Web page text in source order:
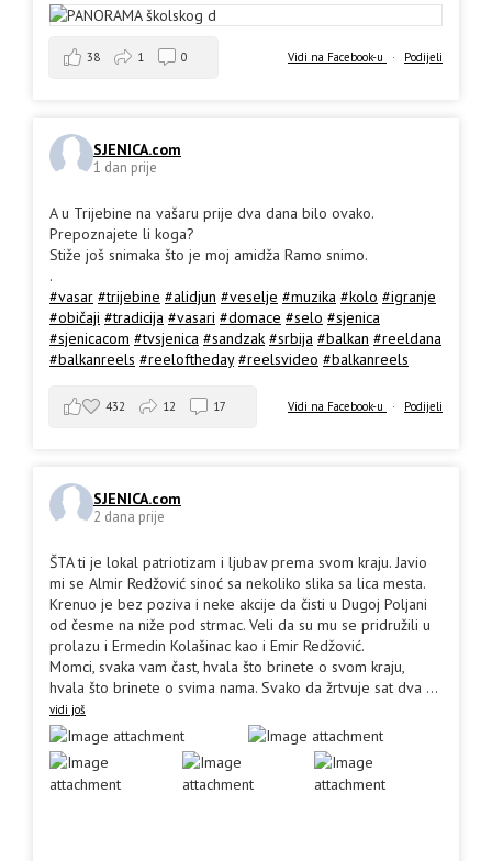
Vidi na Facebook-u · Podijeli
38 1 0
SJENICA.com
1 dan prije
A u Trijebine na vašaru prije dva dana bilo ovako.
Prepoznajete li koga?
Stiže još snimaka što je moj amidža Ramo snimo.
.
#vasar #trijebine #alidjun #veselje #muzika #kolo #igranje
#običaji #tradicija #vasari #domace #selo #sjenica
#sjenicacom #tvsjenica #sandzak #srbija #balkan #reeldana
#balkanreels #reeloftheday #reelsvideo #balkanreels
Vidi na Facebook-u · Podijeli
432 12 17
SJENICA.com
2 dana prije
ŠTA ti je lokal patriotizam i ljubav prema svom kraju. Javio
mi se Almir Redžović sinoć sa nekoliko slika sa lica mesta.
Krenuo je bez poziva i neke akcije da čisti u Dugoj Poljani
od česme na niže pod strmac. Veli da su mu se pridružili u
prolazu i Ermedin Kolašinac kao i Emir Redžović.
Momci, svaka vam čast, hvala što brinete o svom kraju,
hvala što brinete o svima nama. Svako da žrtvuje sat dva ...
vidi još